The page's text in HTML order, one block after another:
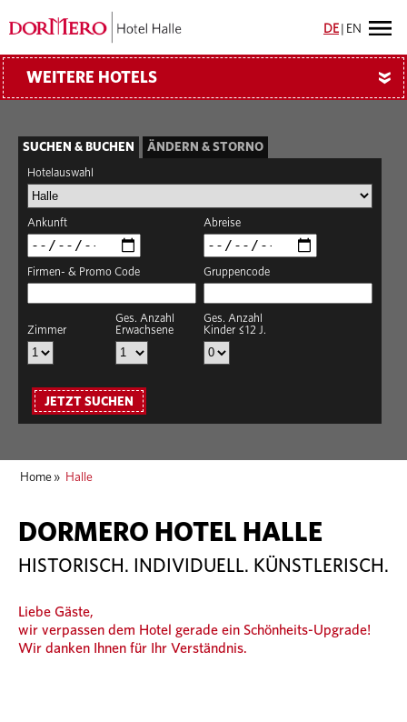
DE EN
WEITERE HOTELS »
SUCHEN & BUCHEN ÄNDERN & STORNO
Hotelauswahl
Ankunft Abreise
Firmen- & Promo Code Gruppencode
Zimmer
Ges. Anzahl
Erwachsene
Ges. Anzahl
Kinder ≤12 J.
JETZT SUCHEN
Home » Halle
DORMERO HOTEL HALLE
HISTORISCH. INDIVIDUELL. KÜNSTLERISCH.
Liebe Gäste,
wir verpassen dem Hotel gerade ein Schönheits-Upgrade!
Wir danken Ihnen für Ihr Verständnis.